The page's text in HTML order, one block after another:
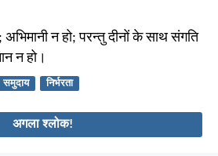
न हो; परन्तु दीनों के साथ संगति
न हो।
समुदाय निर्भरता
अगला श्लोक!